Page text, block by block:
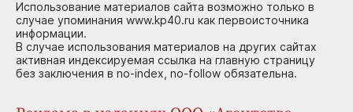
Использование материалов сайта возможно только в
случае упоминания www.kp40.ru как первоисточника
информации.
В случае использования материалов на других сайтах
активная индексируемая ссылка на главную страницу
без заключения в no-index, no-follow обязательна.